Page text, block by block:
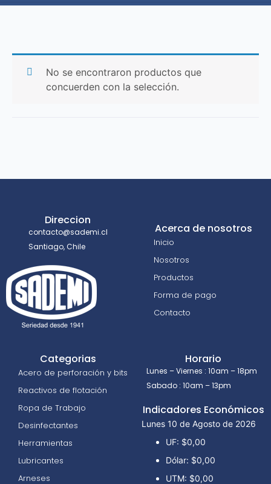
No se encontraron productos que
concuerden con la selección.
Direccion
contacto@sademi.cl
Santiago, Chile
Acerca de nosotros
Inicio
Nosotros
Productos
Forma de pago
Contacto
Categorias
Acero de perforación y bits
Reactivos de flotación
Ropa de Trabajo
Desinfectantes
Herramientas
Lubricantes
Arneses
Horario
Lunes – Viernes : 10am – 18pm
Sabado : 10am – 13pm
Indicadores Económicos
Lunes 10 de Agosto de 2026
UF: $0,00
Dólar: $0,00
UTM: $0,00